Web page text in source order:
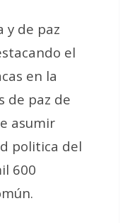
y de paz
el
en la
de paz de
asumir
politica del
600